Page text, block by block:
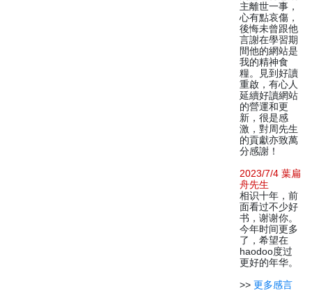
主離世一事，
心有點哀傷，
後悔未曾跟他
言謝在學習期
間他的網站是
我的精神食
糧。見到好讀
重啟，有心人
延續好讀網站
的營運和更
新，很是感
激，對周先生
的貢獻亦致萬
分感謝！
2023/7/4 葉扁
舟先生
相识十年，前
面看过不少好
书，谢谢你。
今年时间更多
了，希望在
haodoo度过
更好的年华。
>> 更多感言